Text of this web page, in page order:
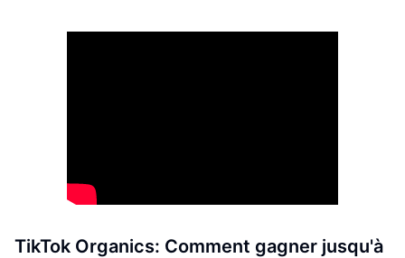
TikTok Organics: Comment gagner jusqu'à